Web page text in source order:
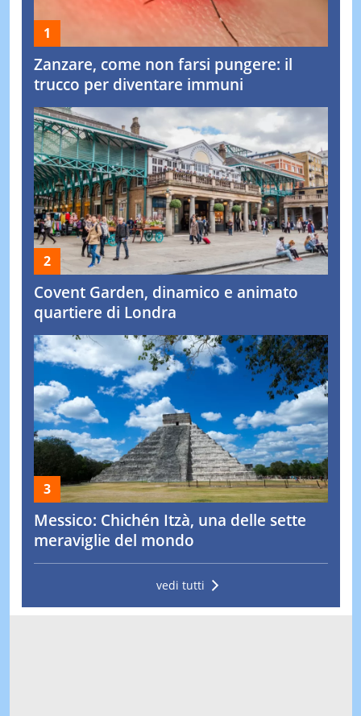
Zanzare, come non farsi pungere: il
trucco per diventare immuni
Covent Garden, dinamico e animato
quartiere di Londra
Messico: Chichén Itzà, una delle sette
meraviglie del mondo
vedi tutti